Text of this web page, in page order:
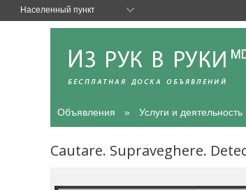
Объявления Услуги и деятельность
Cautare. Supraveghere.
Населенный пункт